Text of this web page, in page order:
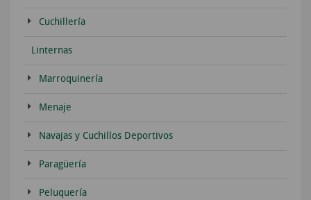
Cuchillería
Linternas
Marroquinería
Menaje
Navajas y Cuchillos Deportivos
Paragüería
Peluquería